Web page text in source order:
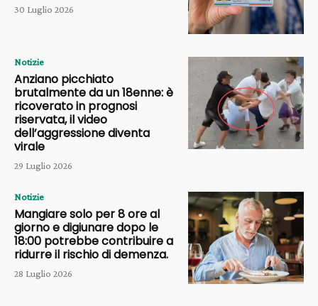
30 Luglio 2026
Notizie
Anziano picchiato
brutalmente da un 18enne: è
ricoverato in prognosi
riservata, il video
dell’aggressione diventa
virale
29 Luglio 2026
Notizie
Mangiare solo per 8 ore al
giorno e digiunare dopo le
18:00 potrebbe contribuire a
ridurre il rischio di demenza.
28 Luglio 2026